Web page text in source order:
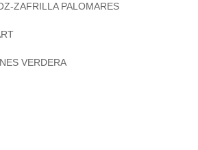
ZAFRILLA PALOMARES
VERDERA